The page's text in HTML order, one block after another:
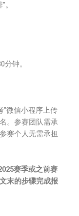
钟。
微信小程序上传
。参赛团队需承
赛个人无需承担
赛季或之前赛
末的步骤完成报